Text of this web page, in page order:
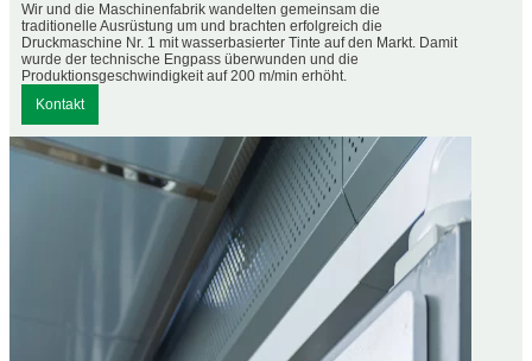
Wir und die Maschinenfabrik wandelten gemeinsam die
traditionelle Ausrüstung um und brachten erfolgreich die
Druckmaschine Nr. 1 mit wasserbasierter Tinte auf den Markt. Damit
wurde der technische Engpass überwunden und die
Produktionsgeschwindigkeit auf 200 m/min erhöht.
Kontakt